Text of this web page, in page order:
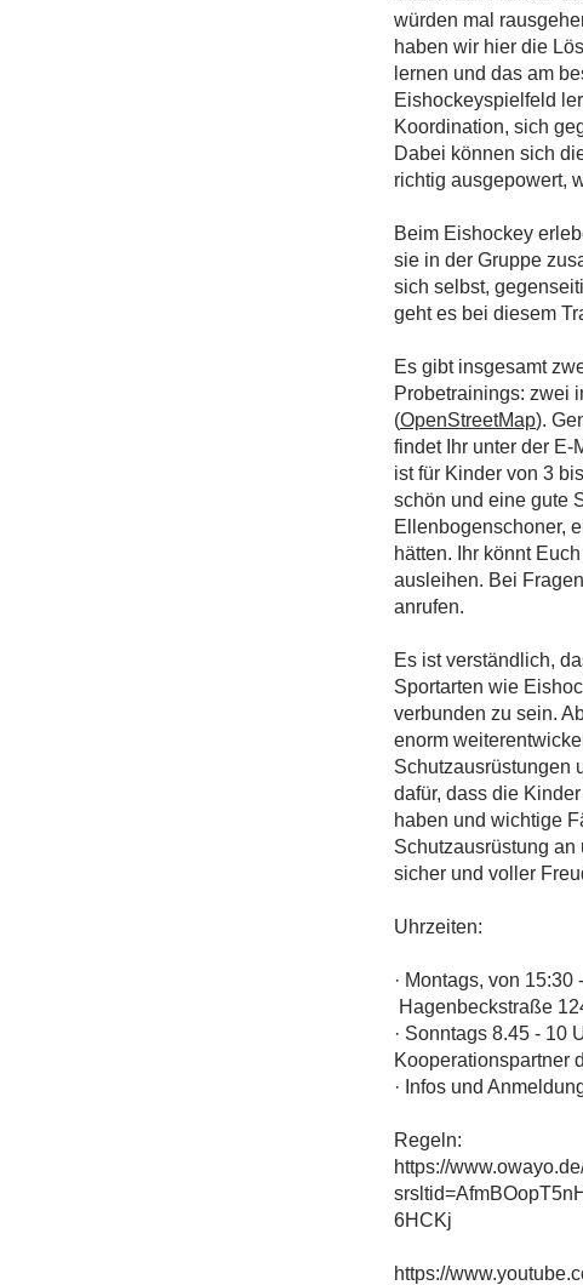
würden mal
haben wir hier die
lernen und das am
Eishockeyspielfeld
Koordination, sich
Dabei können sich
richtig ausgepowert,
Beim Eishockey
sie in der Gruppe
sich selbst,
geht es bei diesem
Es gibt insgesamt
Probetrainings: zwei
(OpenStreetMap).
findet Ihr unter der E-
ist für Kinder von 3
schön und eine gute
Ellenbogenschoner,
hätten. Ihr könnt
ausleihen. Bei
anrufen.
Es ist verständlich,
Sportarten wie
verbunden zu sein.
enorm
Schutzausrüstungen
dafür, dass die
haben und wichtige
Schutzausrüstung
sicher und voller
Uhrzeiten:
· Montags, von
Hagenbeckstraße
· Sonntags 8.45 - 10
Kooperationspartner
· Infos und
Regeln:
https://
6HCKj
https://